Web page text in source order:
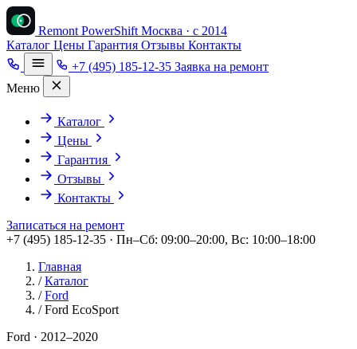
Remont PowerShift Москва · с 2014
Каталог Цены Гарантия Отзывы Контакты
+7 (495) 185-12-35 Заявка на ремонт
Меню
Каталог
Цены
Гарантия
Отзывы
Контакты
Записаться на ремонт
+7 (495) 185-12-35 · Пн–Сб: 09:00–20:00, Вс: 10:00–18:00
Главная
/ Каталог
/ Ford
/ Ford EcoSport
Ford · 2012–2020